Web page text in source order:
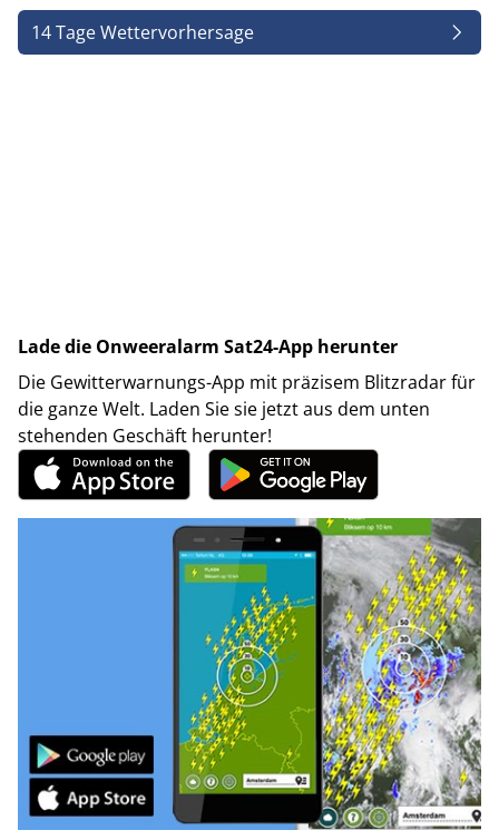
14 Tage Wettervorhersage
Lade die Onweeralarm Sat24-App herunter
Die Gewitterwarnungs-App mit präzisem Blitzradar für
die ganze Welt. Laden Sie sie jetzt aus dem unten
stehenden Geschäft herunter!